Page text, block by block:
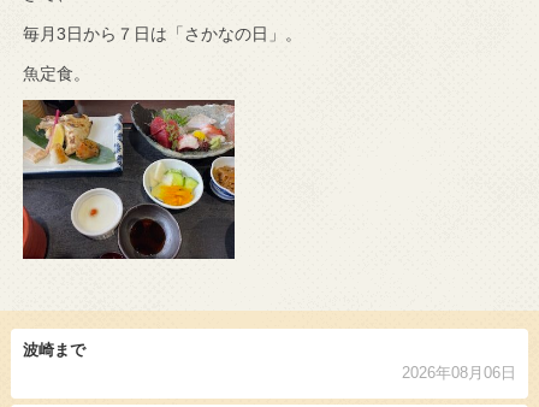
毎月3日から７日は「さかなの日」。
魚定食。
波崎まで
2026年08月06日